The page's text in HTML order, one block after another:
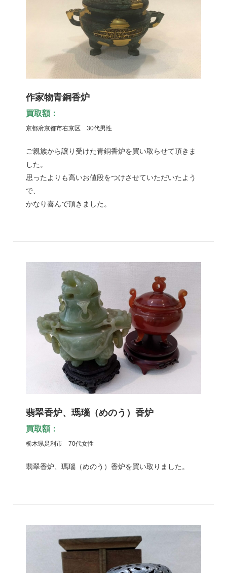
作家物青銅香炉
買取額：
京都府京都市右京区 30代男性
ご親族から譲り受けた青銅香炉を買い取らせて頂きま
した。
思ったよりも高いお値段をつけさせていただいたよう
で、
かなり喜んで頂きました。
翡翠香炉、瑪瑙（めのう）香炉
買取額：
栃木県足利市 70代女性
翡翠香炉、瑪瑙（めのう）香炉を買い取りました。